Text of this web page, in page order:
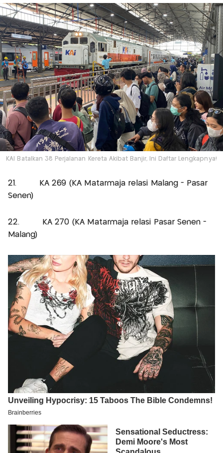
KAI Batalkan 38 Perjalanan Kereta Akibat Banjir, Ini Daftar Lengkapnya!
21. KA 269 (KA Matarmaja relasi Malang - Pasar
Senen)
22. KA 270 (KA Matarmaja relasi Pasar Senen -
Malang)